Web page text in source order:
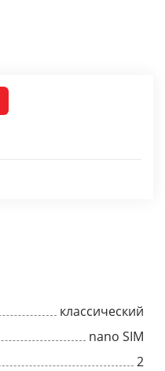
классический
nano SIM
2